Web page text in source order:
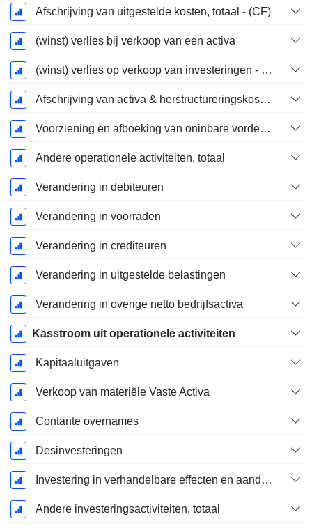
Afschrijving van uitgestelde kosten, totaal - (CF)
(winst) verlies bij verkoop van een activa
(winst) verlies op verkoop van investeringen - (CF)
Afschrijving van activa & herstructureringskosten
Voorziening en afboeking van oninbare vorderingen
Andere operationele activiteiten, totaal
Verandering in debiteuren
Verandering in voorraden
Verandering in crediteuren
Verandering in uitgestelde belastingen
Verandering in overige netto bedrijfsactiva
Kasstroom uit operationele activiteiten
Kapitaaluitgaven
Verkoop van materiële Vaste Activa
Contante overnames
Desinvesteringen
Investering in verhandelbare effecten en aandelen, totaal
Andere investeringsactiviteiten, totaal